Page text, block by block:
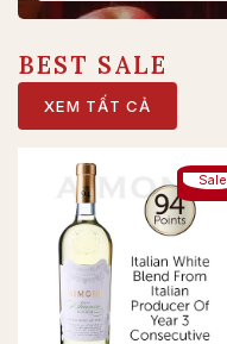
BEST SALE
XEM TẤT CẢ
Sale